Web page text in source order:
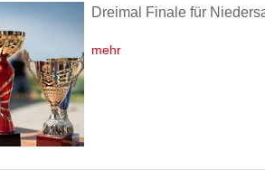
Dreimal Finale für
mehr